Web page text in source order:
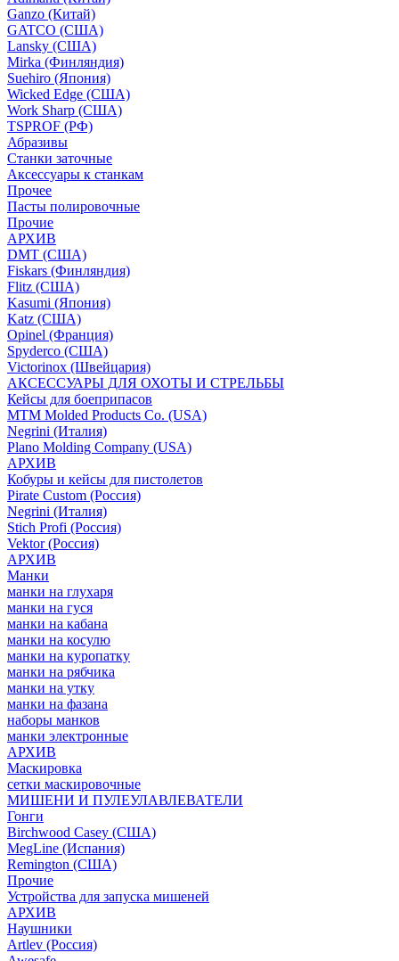
Ganzo (Китай)
GATCO (США)
Lansky (США)
Mirka (Финляндия)
Suehiro (Япония)
Wicked Edge (США)
Work Sharp (США)
TSPROF (РФ)
Абразивы
Станки заточные
Аксессуары к станкам
Прочее
Пасты полировочные
Прочие
АРХИВ
DMT (США)
Fiskars (Финляндия)
Flitz (США)
Kasumi (Япония)
Katz (США)
Opinel (Франция)
Spyderco (США)
Victorinox (Швейцария)
АКСЕССУАРЫ ДЛЯ ОХОТЫ И СТРЕЛЬБЫ
Кейсы для боеприпасов
MTM Molded Products Co. (USA)
Negrini (Италия)
Plano Molding Company (USA)
АРХИВ
Кобуры и кейсы для пистолетов
Pirate Custom (Россия)
Negrini (Италия)
Stich Profi (Россия)
Vektor (Россия)
АРХИВ
Манки
манки на глухаря
манки на гуся
манки на кабана
манки на косулю
манки на куропатку
манки на рябчика
манки на утку
манки на фазана
наборы манков
манки электронные
АРХИВ
Маскировка
сетки маскировочные
МИШЕНИ И ПУЛЕУЛАВЛЕВАТЕЛИ
Гонги
Birchwood Casey (США)
MegLine (Испания)
Remington (США)
Прочие
Устройства для запуска мишеней
АРХИВ
Наушники
Artlev (Россия)